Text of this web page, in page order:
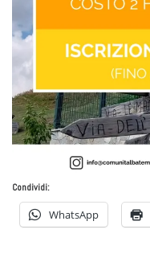
Condividi:
WhatsApp